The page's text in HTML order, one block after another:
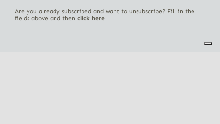
Are you already subscribed and want to unsubscribe? Fill in the
fields above and then click here